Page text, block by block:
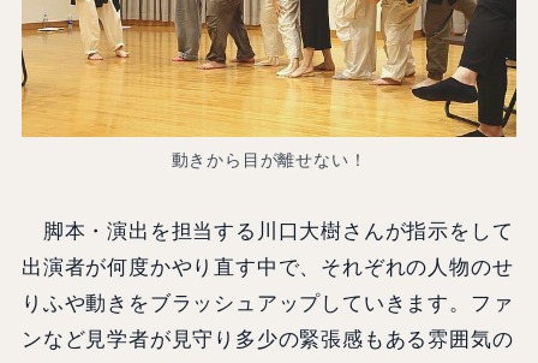
動きから目が離せない！
脚本・演出を担当する川口大樹さんが指示をして
出演者が何度かやり直す中で、それぞれの人物のせ
りふや動きをブラッシュアップしていきます。ファ
ンなど見学者が見守り多少の緊張感もある雰囲気の